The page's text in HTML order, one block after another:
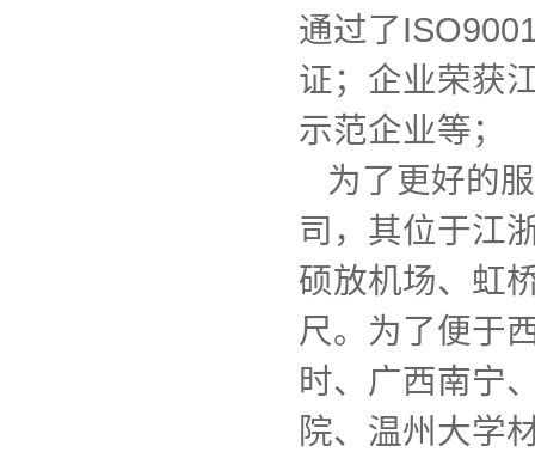
通过了
证；企业荣获
示范企业等；
为了更好的
司，其位于江
硕放机场、虹
尺。为了便于
时、广西南宁
院、温州大学